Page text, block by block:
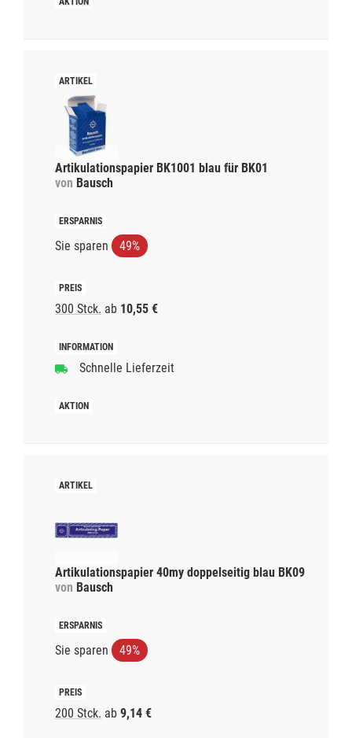
Artikulationspapier BK1001 blau für BK01
von Bausch
Sie sparen 49%
300 Stck. ab 10,55 €
Schnelle Lieferzeit
Artikulationspapier 40my doppelseitig blau BK09
von Bausch
Sie sparen 49%
200 Stck. ab 9,14 €